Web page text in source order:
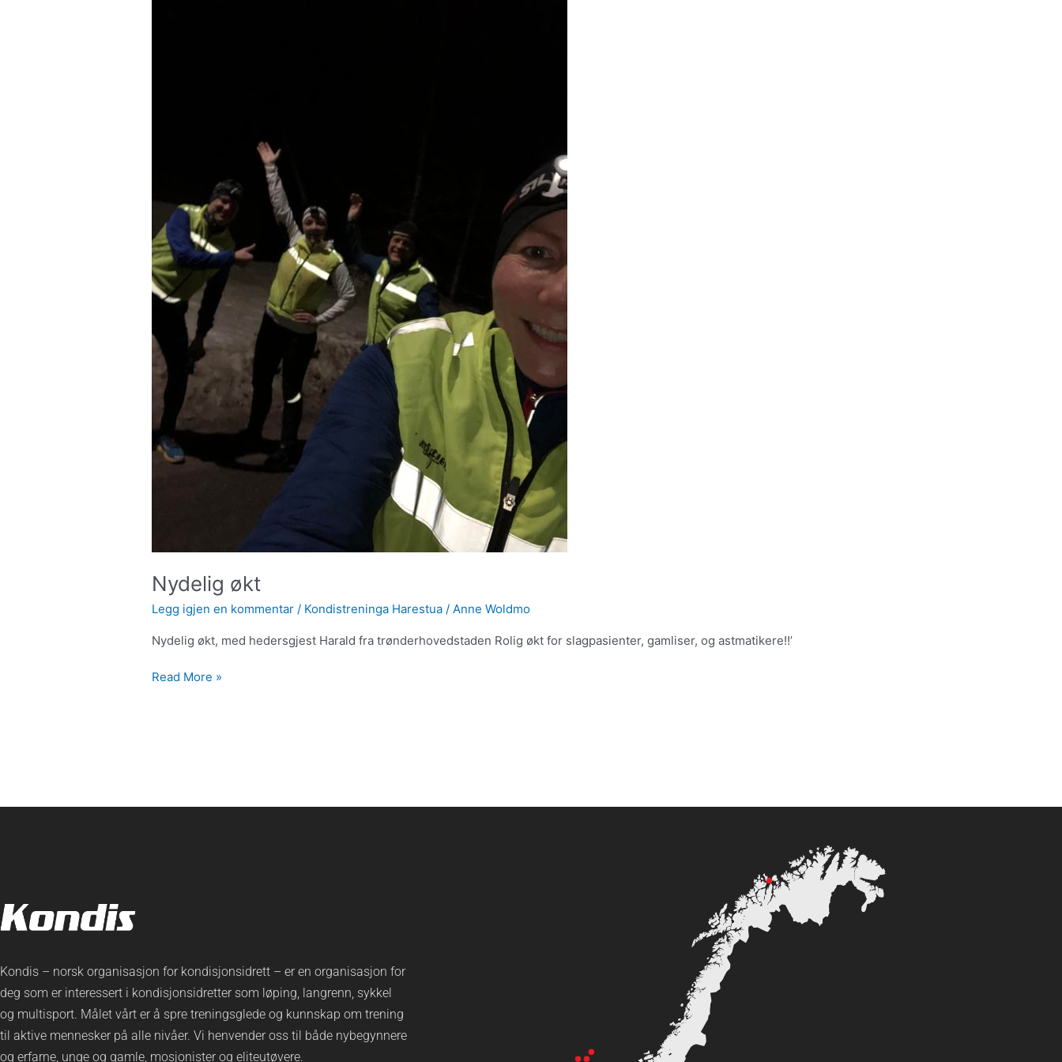
Nydelig økt
Legg igjen en kommentar / Kondistreninga Harestua / Anne Woldmo
Nydelig økt, med hedersgjest Harald fra trønderhovedstaden Rolig økt for slagpasienter, gamliser, og astmatikere!!’
Read More »
Kondis – norsk organisasjon for kondisjonsidrett – er en organisasjon for
deg som er interessert i kondisjonsidretter som løping, langrenn, sykkel
og multisport. Målet vårt er å spre treningsglede og kunnskap om trening
til aktive mennesker på alle nivåer. Vi henvender oss til både nybegynnere
og erfarne, unge og gamle, mosjonister og eliteutøvere.